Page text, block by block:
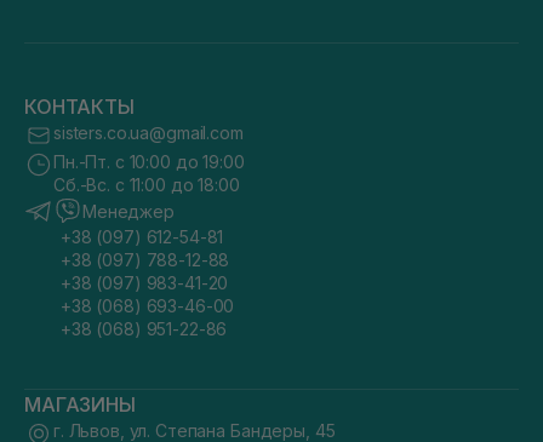
КОНТАКТЫ
sisters.co.ua@gmail.com
Пн.-Пт. с 10:00 до 19:00
Сб.-Вс. с 11:00 до 18:00
Менеджер
+38 (097) 612-54-81
+38 (097) 788-12-88
+38 (097) 983-41-20
+38 (068) 693-46-00
+38 (068) 951-22-86
МАГАЗИНЫ
г. Львов, ул. Степана Бандеры, 45